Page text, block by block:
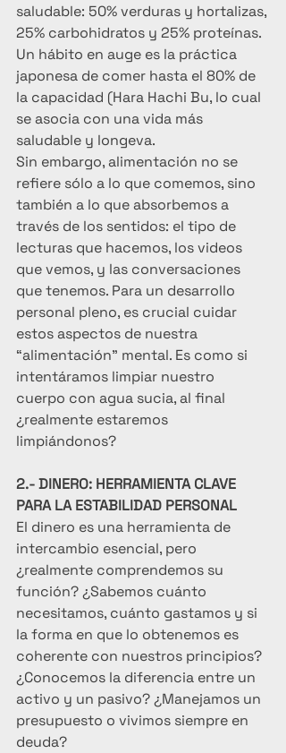
saludable: 50% verduras y hortalizas,
25% carbohidratos y 25% proteínas.
Un hábito en auge es la práctica
japonesa de comer hasta el 80% de
la capacidad (Hara Hachi Bu, lo cual
se asocia con una vida más
saludable y longeva.
Sin embargo, alimentación no se
refiere sólo a lo que comemos, sino
también a lo que absorbemos a
través de los sentidos: el tipo de
lecturas que hacemos, los videos
que vemos, y las conversaciones
que tenemos. Para un desarrollo
personal pleno, es crucial cuidar
estos aspectos de nuestra
“alimentación” mental. Es como si
intentáramos limpiar nuestro
cuerpo con agua sucia, al final
¿realmente estaremos
limpiándonos?
2.- DINERO: HERRAMIENTA CLAVE
PARA LA ESTABILIDAD PERSONAL
El dinero es una herramienta de
intercambio esencial, pero
¿realmente comprendemos su
función? ¿Sabemos cuánto
necesitamos, cuánto gastamos y si
la forma en que lo obtenemos es
coherente con nuestros principios?
¿Conocemos la diferencia entre un
activo y un pasivo? ¿Manejamos un
presupuesto o vivimos siempre en
deuda?